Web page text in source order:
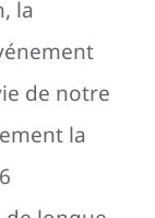
la
de notre
la